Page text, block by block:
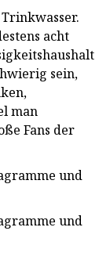
acht
sein,
man
Fans der
und
und